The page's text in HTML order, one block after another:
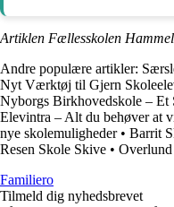
Artiklen Fællesskolen
Andre populære artikler:
Nyt Værktøj til Gjern
Nyborgs Birkhovedskole – Et
Elevintra – Alt du behøver at
nye skolemuligheder• Barrit
Resen Skole Skive •
Familiero
Tilmeld dig nyhedsbrevet